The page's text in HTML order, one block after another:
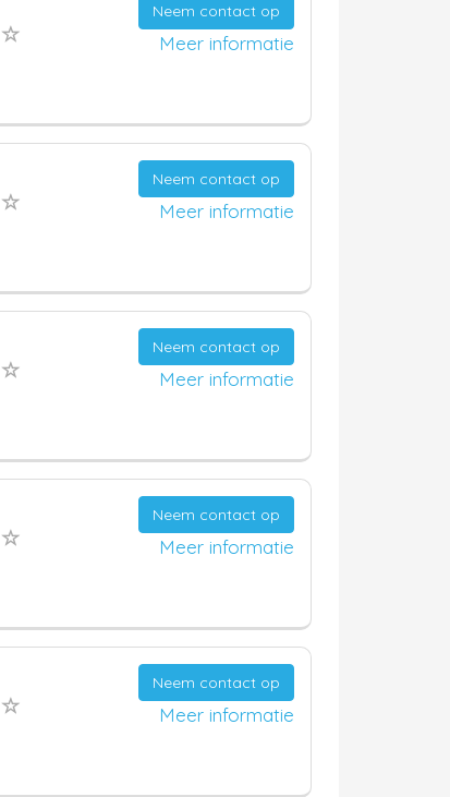
Neem contact op
Meer informatie
Neem contact op
Meer informatie
Neem contact op
Meer informatie
Neem contact op
Meer informatie
Neem contact op
Meer informatie